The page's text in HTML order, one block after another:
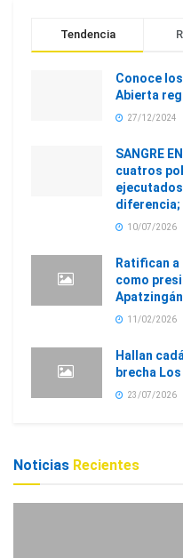
Tendencia
Conoce
Abierta
27/12/2024
SANGRE
cuatros
diferencia;
10/07/2026
Ratifican
como
11/02/2026
Hallan
brecha
23/07/2026
Noticias Recientes